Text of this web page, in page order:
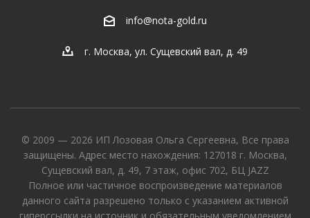
info@nota-gold.ru
г. Москва, ул. Сущевский вал, д. 49
© 2009 — 2026 ИП Лозовая Ольга Сергеевна, Все права
защищены. Адрес место нахождения: 127018 г. Москва,
Сущевский вал, д. 49, 7 этаж, офис 702, БЦ JAZZ
Полное или частичное воспроизведение материалов
данного сайта разрешено только с указанием активной
гиперссылки на источник и обязательным уведомлением